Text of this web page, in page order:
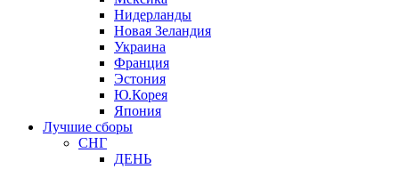
Нидерланды
Новая Зеландия
Украина
Франция
Эстония
Ю.Корея
Япония
Лучшие сборы
СНГ
ДЕНЬ